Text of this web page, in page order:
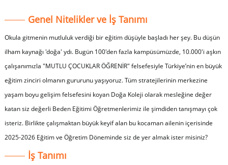
Genel Nitelikler ve İş Tanımı
Okula gitmenin mutluluk verdiği bir eğitim düşüyle başladı her şey. Bu düşün
ilham kaynağı 'doğa' ydı. Bugün 100'den fazla kampüsümüzde, 10.000'i aşkın
çalışanımızla "MUTLU ÇOCUKLAR ÖĞRENİR" felsefesiyle Türkiye’nin en büyük
eğitim zinciri olmanın gururunu yaşıyoruz. Tüm stratejilerinin merkezine
yaşam boyu gelişim felsefesini koyan Doğa Koleji olarak mesleğine değer
katan siz değerli Beden Eğitimi Öğretmenlerimiz ile şimdiden tanışmayı çok
isteriz. Birlikte çalışmaktan büyük keyif alan bu kocaman ailenin içerisinde
2025-2026 Eğitim ve Öğretim Döneminde siz de yer almak ister misiniz?
İş Tanımı